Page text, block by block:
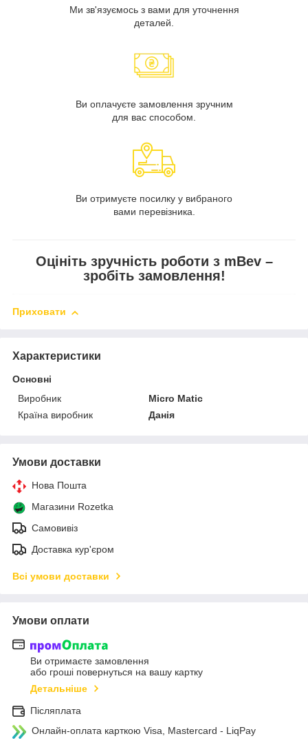
Ми зв'язуємось з вами для уточнення
деталей.
Ви оплачуєте замовлення зручним
для вас способом.
Ви отримуєте посилку у вибраного
вами перевізника.
Оцініть зручність роботи з mBev –
зробіть замовлення!
Приховати
Характеристики
Основні
Виробник
Micro Matic
Країна виробник
Данія
Умови доставки
Нова Пошта
Магазини Rozetka
Самовивіз
Доставка кур'єром
Всі умови доставки
Умови оплати
Ви отримаєте замовлення
або гроші повернуться на вашу картку
Детальніше
Післяплата
Онлайн-оплата карткою Visa, Mastercard - LiqPay